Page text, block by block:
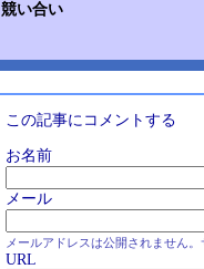
競い合い
この記事にコメントする
お名前
メール
メールアドレスは公開されません
URL